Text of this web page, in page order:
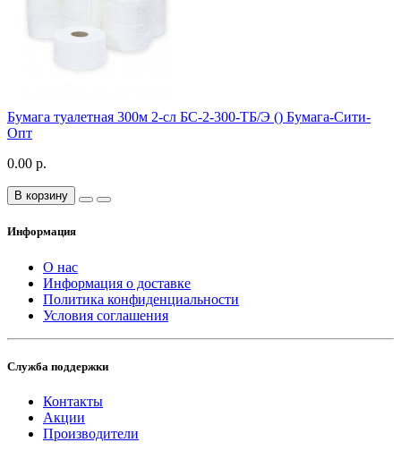
Бумага туалетная 300м 2-сл БС-2-300-ТБ/Э () Бумага-Сити-
Опт
0.00 р.
В корзину
Информация
О нас
Информация о доставке
Политика конфиденциальности
Условия соглашения
Служба поддержки
Контакты
Акции
Производители